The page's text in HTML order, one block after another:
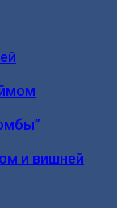
и вишней